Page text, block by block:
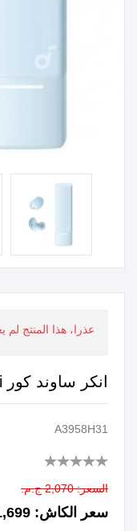
عذرا، هذا المنتج
انكر ساوند كور A30i ازرق
A3958H31
السعر: 2,070 ج.م.
سعر الكاش: 1,699